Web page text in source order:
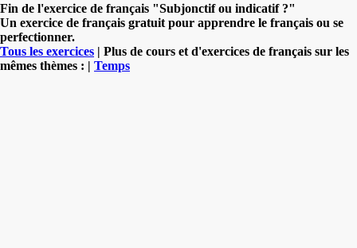
Fin de l'exercice de français "Subjonctif ou indicatif ?"
Un exercice de français gratuit pour apprendre le français ou se
perfectionner.
Tous les exercices | Plus de cours et d'exercices de français sur les
mêmes thèmes : | Temps